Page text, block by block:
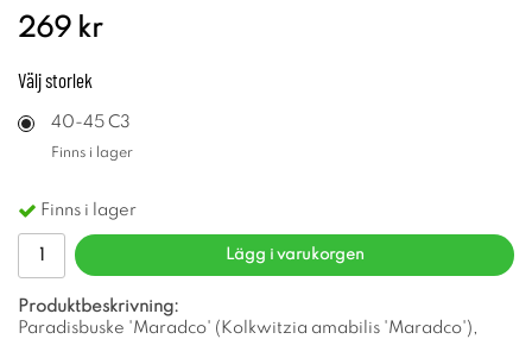
269 kr
Väljstorlek
40-45 C3
Finns i lager
Finns i lager
Lägg i varukorgen
Produktbeskrivning:
Paradisbuske 'Maradco' (Kolkwitzia amabilis 'Maradco'),